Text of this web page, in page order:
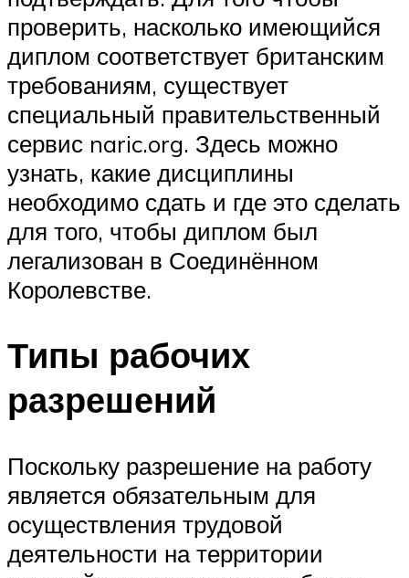
проверить, насколько имеющийся
диплом соответствует британским
требованиям, существует
специальный правительственный
сервис naric.org. Здесь можно
узнать, какие дисциплины
необходимо сдать и где это сделать
для того, чтобы диплом был
легализован в Соединённом
Королевстве.
Типы рабочих
разрешений
Поскольку разрешение на работу
является обязательным для
осуществления трудовой
деятельности на территории